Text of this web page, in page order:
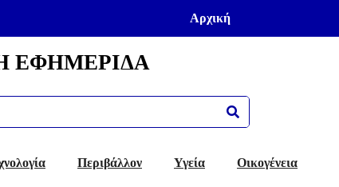
Αρχική
ΕΦΗΜΕΡΙΔΑ
Περιβάλλον Υγεία Οικογένεια